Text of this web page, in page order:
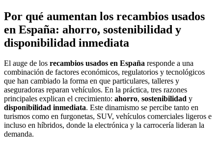
Por qué aumentan los recambios usados
en España: ahorro, sostenibilidad y
disponibilidad inmediata
El auge de los recambios usados en España responde a una
combinación de factores económicos, regulatorios y tecnológicos
que han cambiado la forma en que particulares, talleres y
aseguradoras reparan vehículos. En la práctica, tres razones
principales explican el crecimiento: ahorro, sostenibilidad y
disponibilidad inmediata. Este dinamismo se percibe tanto en
turismos como en furgonetas, SUV, vehículos comerciales ligeros e
incluso en híbridos, donde la electrónica y la carrocería lideran la
demanda.